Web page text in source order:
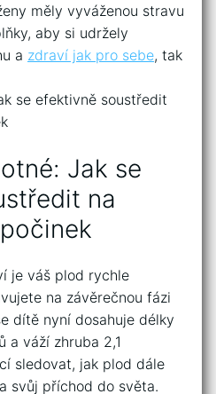
měly vyváženou ‍stravu
⁤aby si udržely
a zdraví jak pro sebe, tak
​Jak se
na
je váš plod ⁢rychle
na závěrečnou fázi
dítě nyní ⁣dosahuje⁣ délky
a ⁤váží zhruba 2,1
sledovat, jak‌ plod dále
⁢svůj příchod‍ do světa.